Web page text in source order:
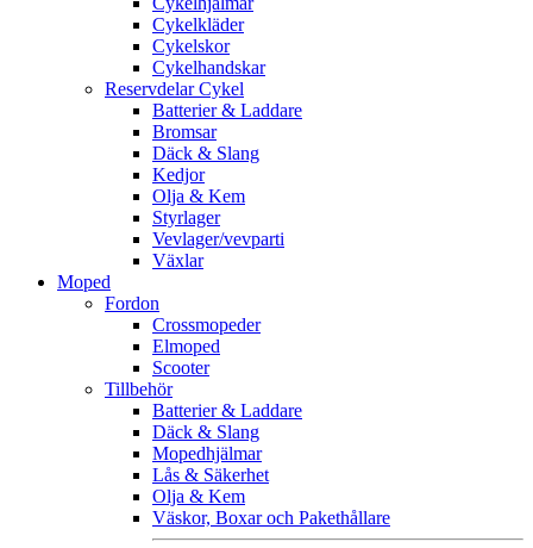
Cykelkläder
Cykelskor
Cykelhandskar
Reservdelar Cykel
Batterier & Laddare
Bromsar
Däck & Slang
Kedjor
Olja & Kem
Styrlager
Vevlager/vevparti
Växlar
Moped
Fordon
Crossmopeder
Elmoped
Scooter
Tillbehör
Batterier & Laddare
Däck & Slang
Mopedhjälmar
Lås & Säkerhet
Olja & Kem
Väskor, Boxar och Pakethållare